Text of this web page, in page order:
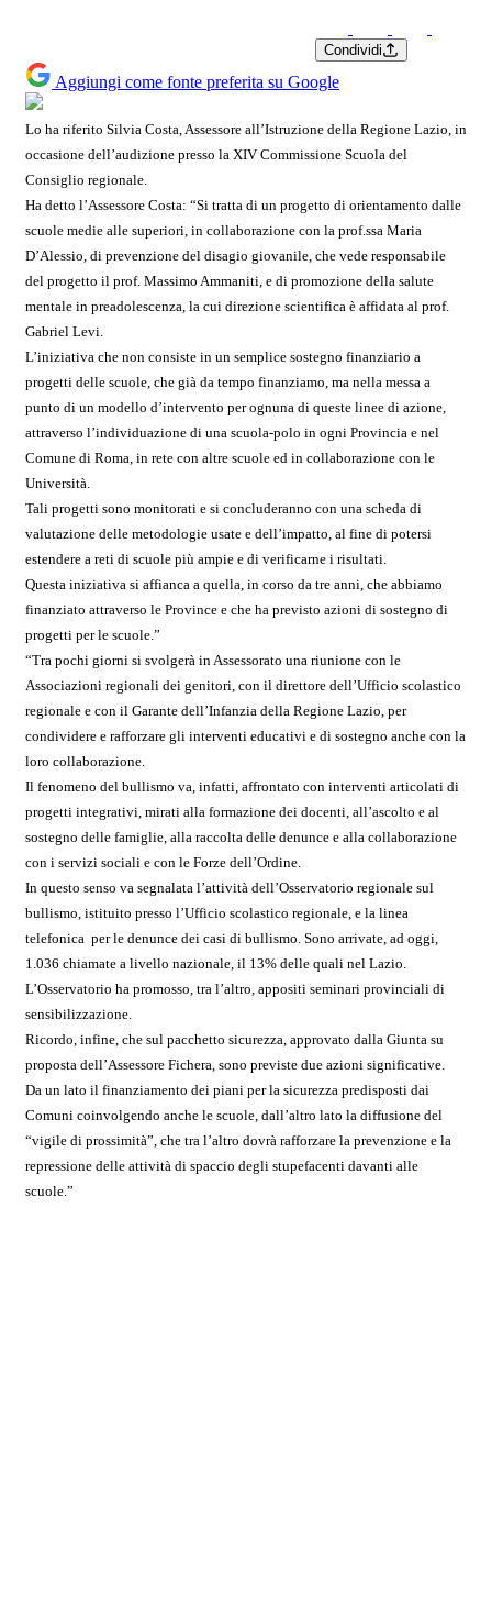
Condividi
Aggiungi come fonte preferita su Google
Lo ha riferito Silvia Costa, Assessore all’Istruzione della Regione Lazio, in
occasione dell’audizione presso la XIV Commissione Scuola del
Consiglio regionale.
Ha detto l’Assessore Costa: “Si tratta di un progetto di orientamento dalle
scuole medie alle superiori, in collaborazione con la prof.ssa Maria
D’Alessio, di prevenzione del disagio giovanile, che vede responsabile
del progetto il prof. Massimo Ammaniti, e di promozione della salute
mentale in preadolescenza, la cui direzione scientifica è affidata al prof.
Gabriel Levi.
L’iniziativa che non consiste in un semplice sostegno finanziario a
progetti delle scuole, che già da tempo finanziamo, ma nella messa a
punto di un modello d’intervento per ognuna di queste linee di azione,
attraverso l’individuazione di una scuola-polo in ogni Provincia e nel
Comune di Roma, in rete con altre scuole ed in collaborazione con le
Università.
Tali progetti sono monitorati e si concluderanno con una scheda di
valutazione delle metodologie usate e dell’impatto, al fine di potersi
estendere a reti di scuole più ampie e di verificarne i risultati.
Questa iniziativa si affianca a quella, in corso da tre anni, che abbiamo
finanziato attraverso le Province e che ha previsto azioni di sostegno di
progetti per le scuole.”
“Tra pochi giorni si svolgerà in Assessorato una riunione con le
Associazioni regionali dei genitori, con il direttore dell’Ufficio scolastico
regionale e con il Garante dell’Infanzia della Regione Lazio, per
condividere e rafforzare gli interventi educativi e di sostegno anche con la
loro collaborazione.
Il fenomeno del bullismo va, infatti, affrontato con interventi articolati di
progetti integrativi, mirati alla formazione dei docenti, all’ascolto e al
sostegno delle famiglie, alla raccolta delle denunce e alla collaborazione
con i servizi sociali e con le Forze dell’Ordine.
In questo senso va segnalata l’attività dell’Osservatorio regionale sul
bullismo, istituito presso l’Ufficio scolastico regionale, e la linea
telefonica per le denunce dei casi di bullismo. Sono arrivate, ad oggi,
1.036 chiamate a livello nazionale, il 13% delle quali nel Lazio.
L’Osservatorio ha promosso, tra l’altro, appositi seminari provinciali di
sensibilizzazione.
Ricordo, infine, che sul pacchetto sicurezza, approvato dalla Giunta su
proposta dell’Assessore Fichera, sono previste due azioni significative.
Da un lato il finanziamento dei piani per la sicurezza predisposti dai
Comuni coinvolgendo anche le scuole, dall’altro lato la diffusione del
“vigile di prossimità”, che tra l’altro dovrà rafforzare la prevenzione e la
repressione delle attività di spaccio degli stupefacenti davanti alle
scuole.”